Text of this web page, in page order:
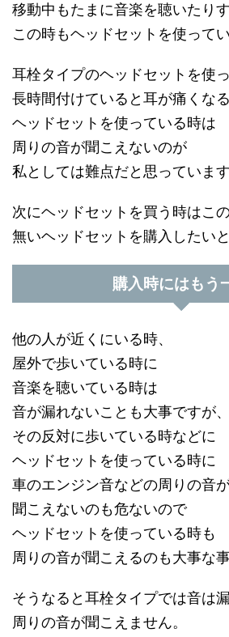
移動中もたまに音楽を聴いたり
この時もヘッドセットを使ってい
耳栓タイプのヘッドセットを使
長時間付けていると耳が痛くな
ヘッドセットを使っている時は
周りの音が聞こえないのが
私としては難点だと思っています
次にヘッドセットを買う時はこ
無いヘッドセットを購入したい
購入時にはもう
他の人が近くにいる時、
屋外で歩いている時に
音楽を聴いている時は
音が漏れないことも大事ですが、
その反対に歩いている時などに
ヘッドセットを使っている時に
車のエンジン音などの周りの音
聞こえないのも危ないので
ヘッドセットを使っている時も
周りの音が聞こえるのも大事な
そうなると耳栓タイプでは音は
周りの音が聞こえません。